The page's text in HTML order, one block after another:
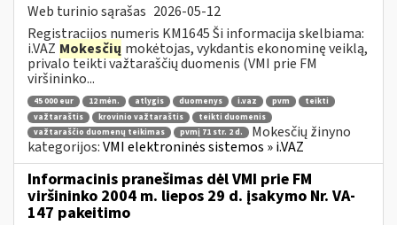
Web turinio sąrašas 2026-05-12
Registracijos numeris KM1645 Ši informacija skelbiama:
i.VAZ Mokesčių mokėtojas, vykdantis ekonominę veiklą,
privalo teikti važtaraščių duomenis (VMI prie FM
viršininko...
45 000 eur 12 mėn. atlygis duomenys i.vaz pvm
teikti
važtaraštis
krovinio važtaraštis
teikti duomenis
važtaraščio duomenų teikimas
pvmį 71 str. 2 d.
Mokesčių žinyno
kategorijos:VMI elektroninės sistemos » i.VAZ
Informacinis pranešimas dėl VMI prie FM
viršininko 2004 m. liepos 29 d. įsakymo Nr. VA-
147 pakeitimo